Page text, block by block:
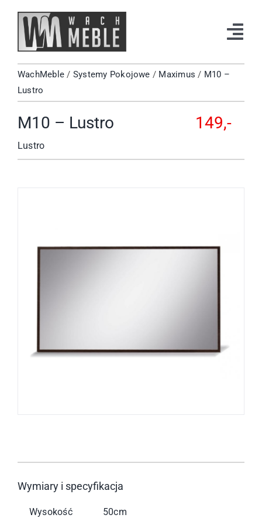
zawartości
Strona Główna
WachMeble / Systemy Pokojowe / Maximus / M10 –
Lustro
M10 – Lustro
Lustro
149,-
Wymiary i specyfikacja
Wysokość 50cm